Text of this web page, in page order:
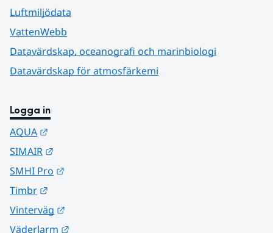
Luftmiljödata
VattenWebb
Datavärdskap, oceanografi och marinbiologi
Datavärdskap för atmosfärkemi
Logga in
AQUA
SIMAIR
SMHI Pro
Timbr
Vinterväg
Väderlarm